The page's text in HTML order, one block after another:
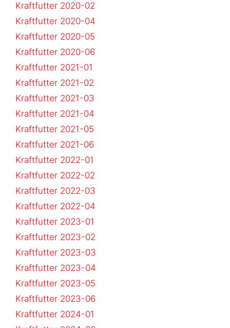
Kraftfutter 2020-02
Kraftfutter 2020-04
Kraftfutter 2020-05
Kraftfutter 2020-06
Kraftfutter 2021-01
Kraftfutter 2021-02
Kraftfutter 2021-03
Kraftfutter 2021-04
Kraftfutter 2021-05
Kraftfutter 2021-06
Kraftfutter 2022-01
Kraftfutter 2022-02
Kraftfutter 2022-03
Kraftfutter 2022-04
Kraftfutter 2023-01
Kraftfutter 2023-02
Kraftfutter 2023-03
Kraftfutter 2023-04
Kraftfutter 2023-05
Kraftfutter 2023-06
Kraftfutter 2024-01